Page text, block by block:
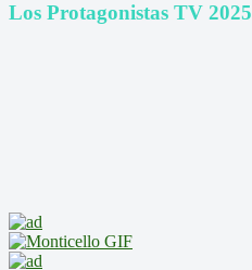
Los Protagonistas TV 2025